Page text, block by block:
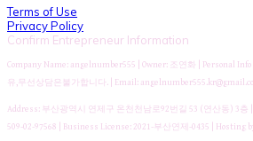
Terms of Use
Privacy Policy
Confirm Entrepreneur Information
Company Name: angelnumber555 | Owner: 조연화 | Personal
유,무선상담은불가합니다. | Email:
Address: 부산광역시 연제구 온천천남로92번길 53 (연산동) 3
509-02-97568 | Business License:2021-부산연제-0435 | Hosting